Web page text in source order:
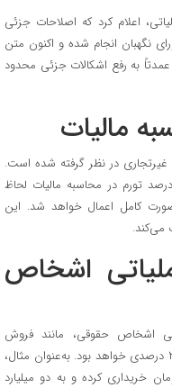
اعلام کرد که اصلاحات جزئی
نگهبان انجام شده و اکنون متن
به رفع اشکالات جزئی محدود
مالیات
در نظر گرفته شده است.
نخست اجرا، تا پنج سال، تنها ۵۰ درصد تورم در محاسبه مالیات لحاظ
کامل اعمال خواهد شد. این
می‌کند.
اشخاص
اشخاص حقوقی، مانند فروش
دارایی‌هایی نظیر خودرو، مشمول مالیات ۲۰ تا ۲۵ درصدی خواهد بود. به‌عنوان مثال،
خریداری کرده و به دو میلیارد